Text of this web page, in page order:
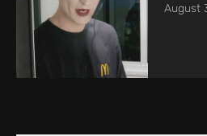
August